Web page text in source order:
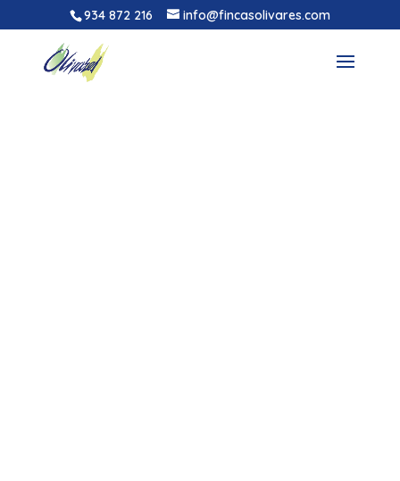
934 872 216 info@fincasolivares.com